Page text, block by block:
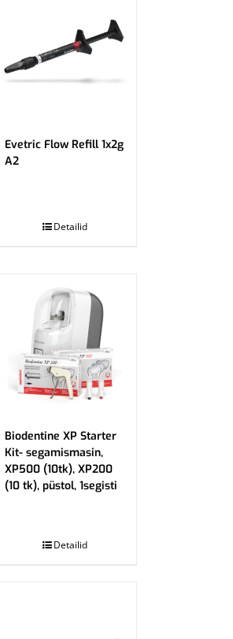
Evetric Flow Refill 1x2g
A2
Detailid
Biodentine XP Starter
Kit- segamismasin,
XP500 (10tk), XP200
(10 tk), püstol, 1segisti
Detailid